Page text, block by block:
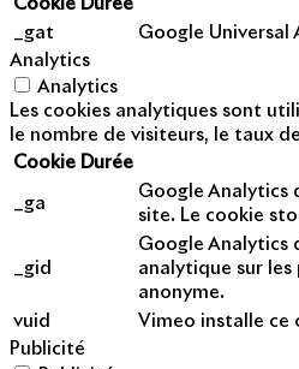
Cookie Durée
_gat
Google
Analytics
Analytics
Les cookies analytiques sont
le nombre de visiteurs, le taux
Cookie Durée
_ga
Google Analytics
site. Le cookie
_gid
Google Analytics
analytique sur
anonyme.
vuid
Vimeo installe ce
Publicité